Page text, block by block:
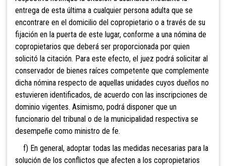
entrega de esta última a cualquier persona adulta que se
encontrare en el domicilio del copropietario o a través de su
fijación en la puerta de este lugar, conforme a una nómina de
copropietarios que deberá ser proporcionada por quien
solicitó la citación. Para este efecto, el juez podrá solicitar al
conservador de bienes raíces competente que complemente
dicha nómina respecto de aquellas unidades cuyos dueños no
estuvieren identificados, de acuerdo con las inscripciones de
dominio vigentes. Asimismo, podrá disponer que un
funcionario del tribunal o de la municipalidad respectiva se
desempeñe como ministro de fe.
f) En general, adoptar todas las medidas necesarias para la
solución de los conflictos que afecten a los copropietarios